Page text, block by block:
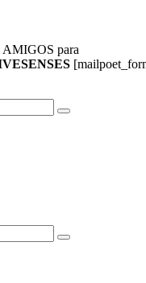
para